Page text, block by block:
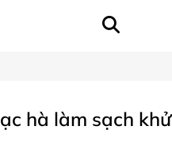
hà làm sạch khử